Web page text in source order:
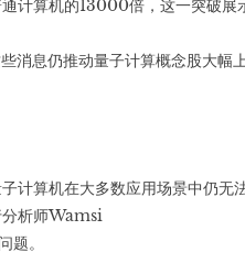
计算机的13000倍，这一突破
消息仍推动量子计算概念股大幅
计算机在大多数应用场景中仍无
分析师Wamsi
。